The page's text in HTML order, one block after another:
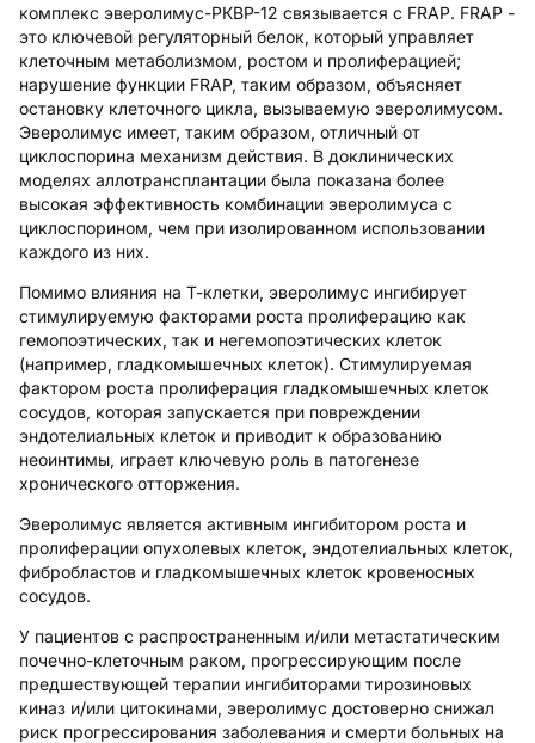
комплекс эверолимус-РКВР-12 связывается с FRAP. FRAP -
это ключевой регуляторный белок, который управляет
клеточным метаболизмом, ростом и пролиферацией;
нарушение функции FRAP, таким образом, объясняет
остановку клеточного цикла, вызываемую эверолимусом.
Эверолимус имеет, таким образом, отличный от
циклоспорина механизм действия. В доклинических
моделях аллотрансплантации была показана более
высокая эффективность комбинации эверолимуса с
циклоспорином, чем при изолированном использовании
каждого из них.
Помимо влияния на Т-клетки, эверолимус ингибирует
стимулируемую факторами роста пролиферацию как
гемопоэтических, так и негемопоэтических клеток
(например, гладкомышечных клеток). Стимулируемая
фактором роста пролиферация гладкомышечных клеток
сосудов, которая запускается при повреждении
эндотелиальных клеток и приводит к образованию
неоинтимы, играет ключевую роль в патогенезе
хронического отторжения.
Эверолимус является активным ингибитором роста и
пролиферации опухолевых клеток, эндотелиальных клеток,
фибробластов и гладкомышечных клеток кровеносных
сосудов.
У пациентов с распространенным и/или метастатическим
почечно-клеточным раком, прогрессирующим после
предшествующей терапии ингибиторами тирозиновых
киназ и/или цитокинами, эверолимус достоверно снижал
риск прогрессирования заболевания и смерти больных на